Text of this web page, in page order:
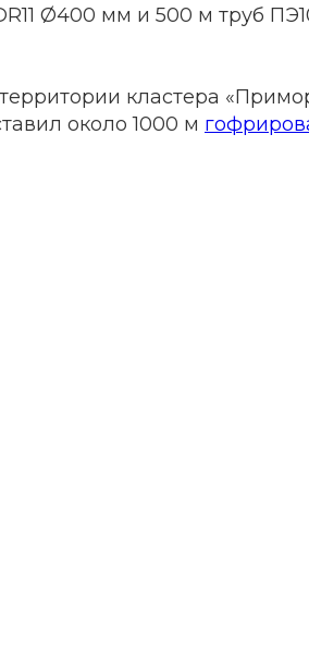
Ø400 мм и 500 м труб
кластера
около 1000 м